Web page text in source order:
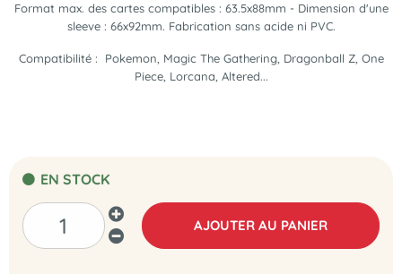
Format max. des cartes compatibles : 63.5x88mm - Dimension d'une
sleeve : 66x92mm. Fabrication sans acide ni PVC.
Compatibilité : Pokemon, Magic The Gathering, Dragonball Z, One
Piece, Lorcana, Altered...
EN STOCK
AJOUTER AU PANIER